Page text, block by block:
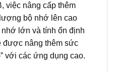
việc nâng cấp thêm
bộ nhớ lên cao
lớn và tính ổn định
được nâng thêm sức
với các ứng dụng cao.